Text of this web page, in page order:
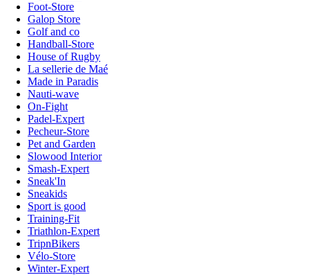
Foot-Store
Galop Store
Golf and co
Handball-Store
House of Rugby
La sellerie de Maé
Made in Paradis
Nauti-wave
On-Fight
Padel-Expert
Pecheur-Store
Pet and Garden
Slowood Interior
Smash-Expert
Sneak'In
Sneakids
Sport is good
Training-Fit
Triathlon-Expert
TripnBikers
Vélo-Store
Winter-Expert